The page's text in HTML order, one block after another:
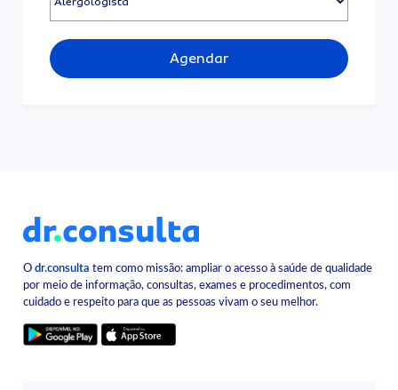
Agendar
Odr.consulta tem como missão: ampliar o acesso à saúde de qualidade
por meio de informação, consultas, exames e procedimentos, com
cuidado e respeito para que as pessoas vivam o seu melhor.